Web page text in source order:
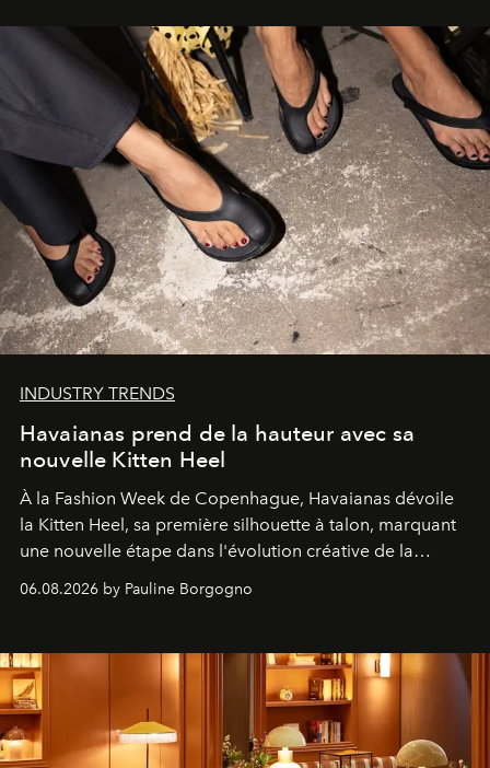
INDUSTRY TRENDS
Havaianas prend de la hauteur avec sa
nouvelle Kitten Heel
À la Fashion Week de Copenhague, Havaianas dévoile
la Kitten Heel, sa première silhouette à talon, marquant
une nouvelle étape dans l'évolution créative de la
06.08.2026 by Pauline Borgogno